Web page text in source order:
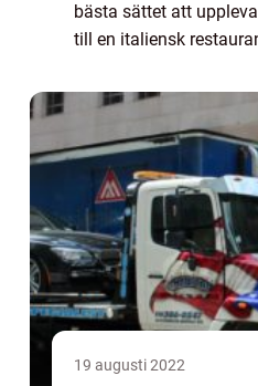
bästa sättet att
till en italiensk
19 augusti 2022